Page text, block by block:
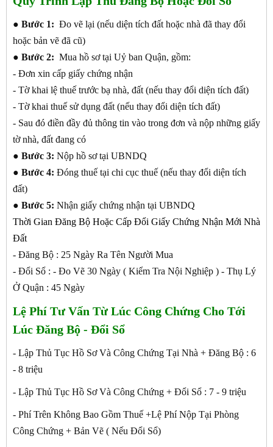
● Bước 1: Đo vẽ lại (nếu diện tích đất hoặc nhà đã thay đổi
hoặc bản vẽ đã cũ)
● Bước 2: Mua hồ sơ tại Uỷ ban Quận, gồm:
- Đơn xin cấp giấy chứng nhận
- Tờ khai lệ thuế trước bạ nhà, đất (nếu thay đổi diện tích đất)
- Tờ khai thuế sử dụng đất (nếu thay đổi diện tích đất)
- Sau đó điền đầy đủ thông tin vào trong đơn và nộp những giấy
tờ nhà, đất đang có
● Bước 3: Nộp hồ sơ tại UBNDQ
● Bước 4: Đóng thuế tại chi cục thuế (nếu thay đổi diện tích
đất)
● Bước 5: Nhận giấy chứng nhận tại UBNDQ
Thời Gian Đăng Bộ Hoặc Cấp Đổi Giấy Chứng Nhận Mới Nhà
Đất
- Đăng Bộ : 25 Ngày Ra Tên Người Mua
- Đổi Sổ : - Đo Vẽ 30 Ngày ( Kiểm Tra Nội Nghiệp ) - Thụ Lý
Ở Quận : 45 Ngày
Lệ Phí Tư Vấn Từ Lúc Công Chứng Cho Tới
Lúc Đăng Bộ - Đổi Sổ
- Lập Thủ Tục Hồ Sơ Và Công Chứng Tại Nhà + Đăng Bộ : 6
- 8 triệu
- Lập Thủ Tục Hồ Sơ Và Công Chứng + Đổi Sổ : 7 - 9 triệu
- Phí Trên Không Bao Gồm Thuế +Lệ Phí Nộp Tại Phòng
Công Chứng + Bản Vẽ ( Nếu Đổi Sổ)